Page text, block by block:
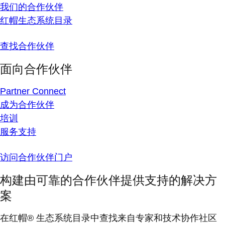
我们的合作伙伴
红帽生态系统目录
查找合作伙伴
面向合作伙伴
Partner Connect
成为合作伙伴
培训
服务支持
访问合作伙伴门户
构建由可靠的合作伙伴提供支持的解决方
案
在红帽® 生态系统目录中查找来自专家和技术协作社区